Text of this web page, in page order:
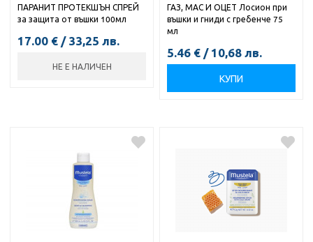
ПАРАНИТ ПРОТЕКШЪН СПРЕЙ
за защита от въшки 100мл
17.00 € / 33,25 лв.
НЕ Е НАЛИЧЕН
ГАЗ, МАС И ОЦЕТ Лосион при
въшки и гниди с гребенче 75
мл
5.46 € / 10,68 лв.
КУПИ